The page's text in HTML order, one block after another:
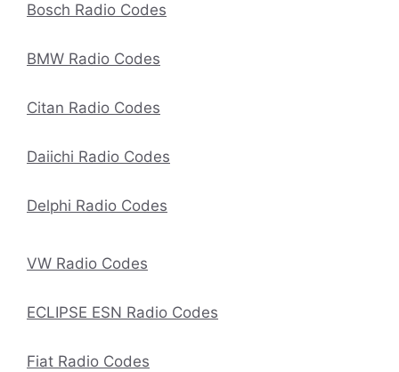
Bosch Radio Codes
BMW Radio Codes
Citan Radio Codes
Daiichi Radio Codes
Delphi Radio Codes
VW Radio Codes
ECLIPSE ESN Radio Codes
Fiat Radio Codes